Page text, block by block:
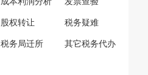
股权转让 税务疑难
税务局迁所 其它税务代办